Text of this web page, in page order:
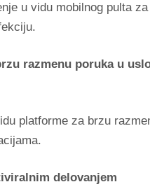
u vidu mobilnog pulta
razmenu poruka u
platforme za brzu
delovanjem